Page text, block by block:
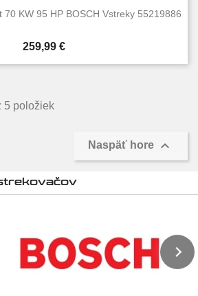
70 KW 95 HP BOSCH Vstreky 55219886
Cena
259,99 €
5 položiek
Naspäť hore 